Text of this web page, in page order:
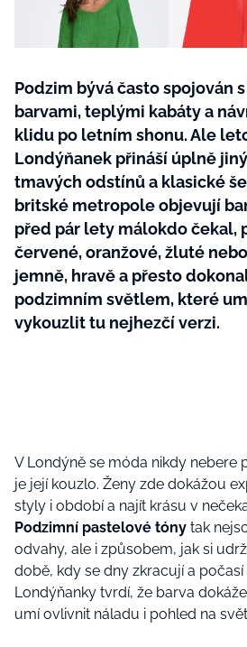
Podzim bývá často spojován
barvami, teplými kabáty a
klidu po letním shonu. Ale
Londýňanek přináší úplně
tmavých odstínů a klasické
britské metropole objevují
před pár lety málokdo čekal,
červené, oranžové, žluté
jemně, hravě a přesto
podzimním světlem, které
vykouzlit tu nejhezčí verzi.
V Londýně se móda nikdy nebere
je její kouzlo. Ženy zde dokážou
styly i období a najít krásu v
Podzimní pastelové tóny tak
odvahy, ale i způsobem, jak si
době, kdy se dny zkracují a počasí
Londýňanky tvrdí, že barva
umí ovlivnit náladu i pohled na